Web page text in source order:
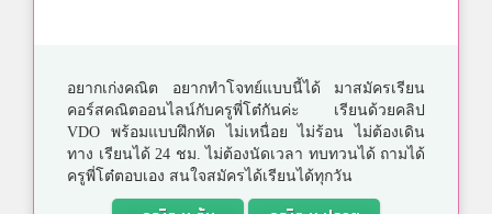
อยากเก่งคณิต อยากทำโจทย์แบบนี้ได้ มาสมัครเรียน
คอร์สคณิตออนไลน์กับครูพี่โต๋กันค่ะ เรียนด้วยคลิป
VDO พร้อมแบบฝึกหัด ไม่เหนื่อย ไม่ร้อน ไม่ต้องเดิน
ทาง เรียนได้ 24 ชม. ไม่ต้องนัดเวลา ทบทวนได้ ถามได้
ครูพี่โต๋ตอบเอง สนใจสมัครได้เรียนได้ทุกวัน